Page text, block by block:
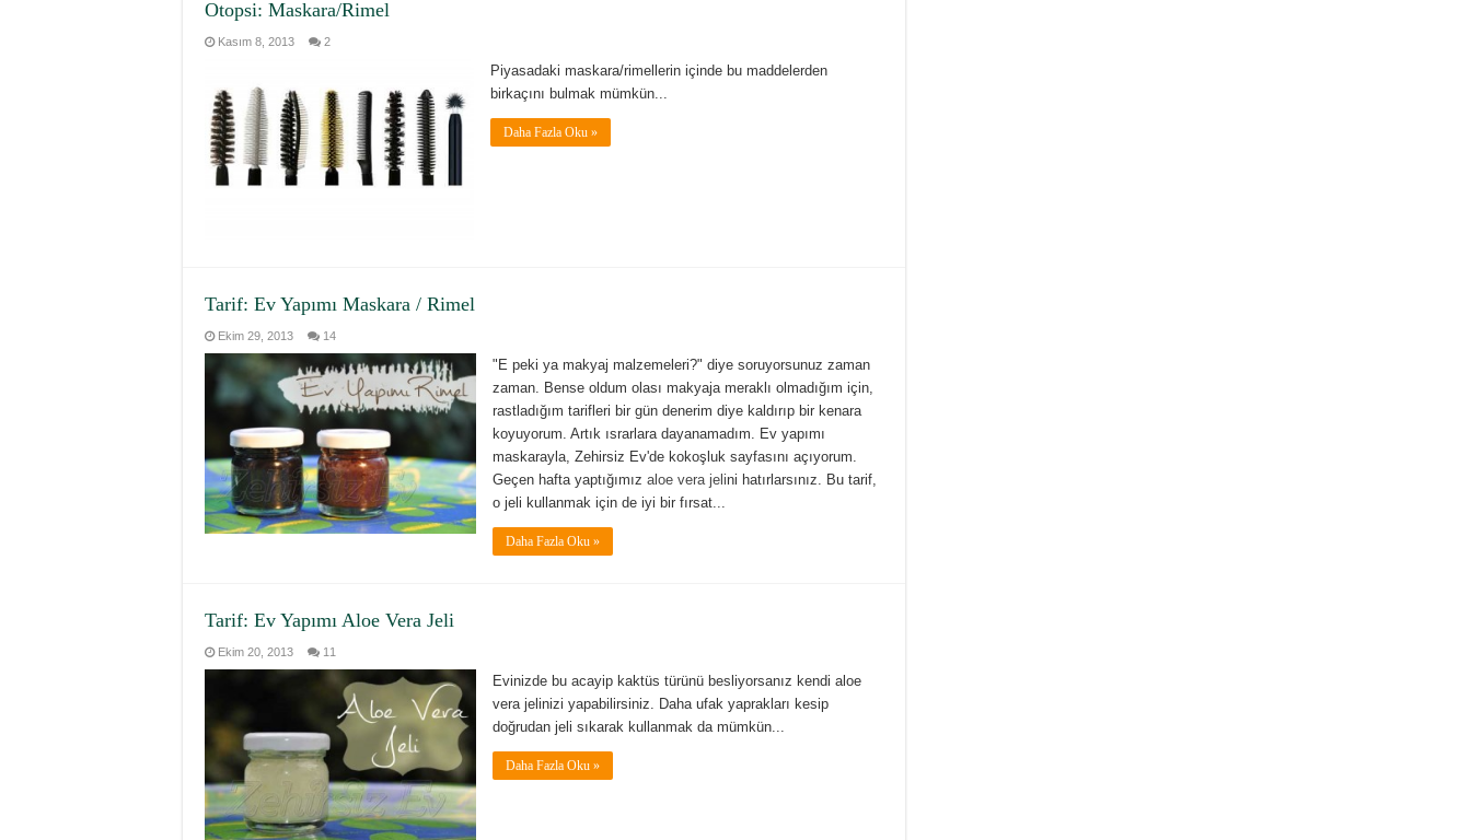
Otopsi: Maskara/Rimel
Kasım 8, 2013 2
Piyasadaki maskara/rimellerin içinde bu maddelerden
birkaçını bulmak mümkün...
Daha Fazla Oku »
Tarif: Ev Yapımı Maskara / Rimel
Ekim 29, 2013 14
"E peki ya makyaj malzemeleri?" diye soruyorsunuz zaman
zaman. Bense oldum olası makyaja meraklı olmadığım için,
rastladığım tarifleri bir gün denerim diye kaldırıp bir kenara
koyuyorum. Artık ısrarlara dayanamadım. Ev yapımı
maskarayla, Zehirsiz Ev'de kokoşluk sayfasını açıyorum.
Geçen hafta yaptığımız aloe vera jelini hatırlarsınız. Bu tarif,
o jeli kullanmak için de iyi bir fırsat...
Daha Fazla Oku »
Tarif: Ev Yapımı Aloe Vera Jeli
Ekim 20, 2013 11
Evinizde bu acayip kaktüs türünü besliyorsanız kendi aloe
vera jelinizi yapabilirsiniz. Daha ufak yaprakları kesip
doğrudan jeli sıkarak kullanmak da mümkün...
Daha Fazla Oku »